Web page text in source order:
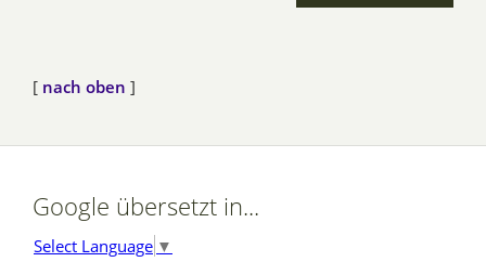
[ nach oben ]
Google übersetzt in...
Select Language ▼